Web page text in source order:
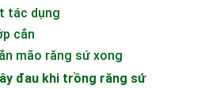
tác dụng
cắn
mão răng sứ xong
đau khi trồng răng sứ